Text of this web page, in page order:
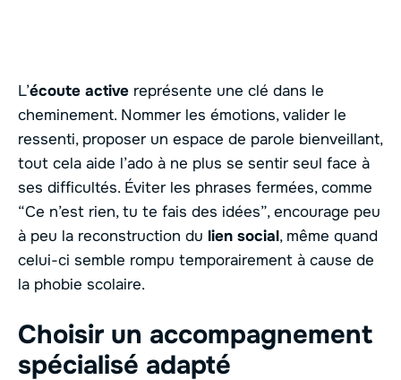
L’écoute active représente une clé dans le
cheminement. Nommer les émotions, valider le
ressenti, proposer un espace de parole bienveillant,
tout cela aide l’ado à ne plus se sentir seul face à
ses difficultés. Éviter les phrases fermées, comme
“Ce n’est rien, tu te fais des idées”, encourage peu
à peu la reconstruction du lien social, même quand
celui-ci semble rompu temporairement à cause de
la phobie scolaire.
Choisir un accompagnement
spécialisé adapté